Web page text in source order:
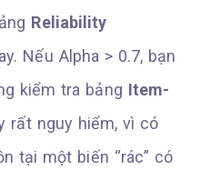
Reliability
Nếu Alpha > 0.7, bạn
kiểm tra bảng Item-
rất nguy hiểm, vì có
tại một biến “rác” có